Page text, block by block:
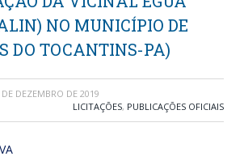
NO MUNICÍPIO DE
DO TOCANTINS-PA)
DEZEMBRO DE 2019
LICITAÇÕES, PUBLICAÇÕES OFICIAIS